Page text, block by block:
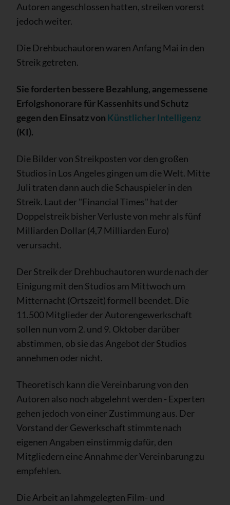
Autoren angeschlossen hatten, streiken vorerst
jedoch weiter.
Die Drehbuchautoren waren Anfang Mai in den
Streik getreten.
Sie forderten bessere Bezahlung, angemessene
Erfolgshonorare für Kassenhits und Schutz
gegen den Einsatz von Künstlicher Intelligenz
(KI).
Die Bilder von Streikposten vor den großen
Studios in Los Angeles gingen um die Welt. Mitte
Juli traten dann auch die Schauspieler in den
Streik. Laut der "Financial Times" hat der
Doppelstreik bisher Verluste von mehr als fünf
Milliarden Dollar (4,7 Milliarden Euro)
verursacht.
Der Streik der Drehbuchautoren wurde nach der
Einigung mit den Studios am Mittwoch um
Mitternacht (Ortszeit) formell beendet. Die
11.500 Mitglieder der Autorengewerkschaft
sollen nun vom 2. und 9. Oktober darüber
abstimmen, ob sie das Angebot der Studios
annehmen oder nicht.
Theoretisch kann die Vereinbarung von den
Autoren also noch abgelehnt werden - Experten
gehen jedoch von einer Zustimmung aus. Der
Vorstand der Gewerkschaft stimmte nach
eigenen Angaben einstimmig dafür, den
Mitgliedern eine Annahme der Vereinbarung zu
empfehlen.
Die Arbeit an lahmgelegten Film- und